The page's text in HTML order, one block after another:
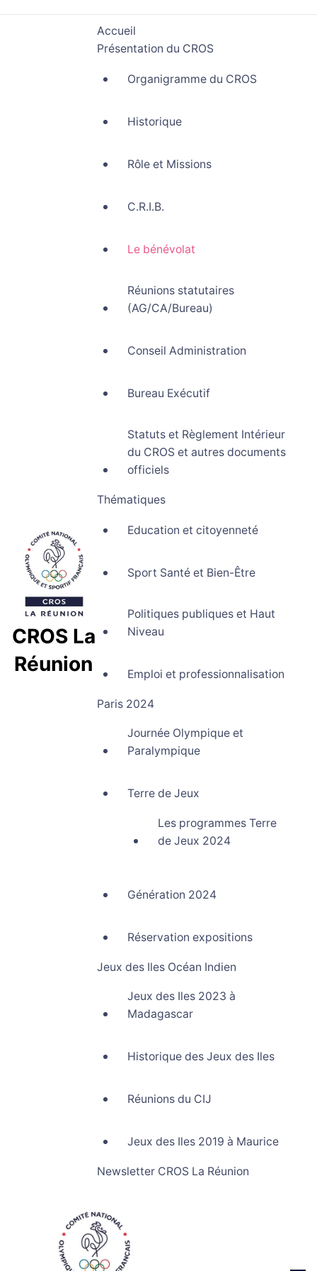
CROS La
Réunion
Accueil
Présentation du CROS
Organigramme du CROS
Historique
Rôle et Missions
C.R.I.B.
Le bénévolat
Réunions statutaires
(AG/CA/Bureau)
Conseil Administration
Bureau Exécutif
Statuts et Règlement Intérieur
du CROS et autres documents
officiels
Thématiques
Education et citoyenneté
Sport Santé et Bien-Être
Politiques publiques et Haut
Niveau
Emploi et professionnalisation
Paris 2024
Journée Olympique et
Paralympique
Terre de Jeux
Les programmes Terre
de Jeux 2024
Génération 2024
Réservation expositions
Jeux des Iles Océan Indien
Jeux des Iles 2023 à
Madagascar
Historique des Jeux des Iles
Réunions du CIJ
Jeux des Iles 2019 à Maurice
Newsletter CROS La Réunion